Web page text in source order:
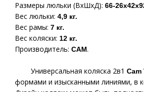
Размеры люльки (ВхШхД): 66-
Вес люльки: 4,9 кг.
Вес рамы: 7 кг.
Вес коляски: 12 кг.
Производитель: CAM.
Универсальная коляска 2в1 Cam
формами и изысканными линиями, в